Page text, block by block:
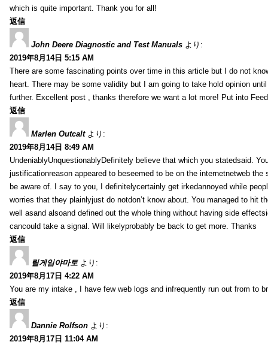
which is quite important. Thank you for all!
返信
John Deere Diagnostic and Test Manuals より:
2019年8月14日 5:15 AM
There are some fascinating points over time in this article but I do not
heart. There may be some validity but I am going to take hold opinion
further. Excellent post , thanks therefore we want a lot more! Put into
返信
Marlen Outcalt より:
2019年8月14日 8:49 AM
UndeniablyUnquestionablyDefinitely believe that which you statedsaid.
justificationreason appeared to beseemed to be on the internetnetweb
be aware of. I say to you, I definitelycertainly get irkedannoyed while
worries that they plainlyjust do notdon’t know about. You managed to hit
well asand alsoand defined out the whole thing without having side
cancould take a signal. Will likelyprobably be back to get more. Thanks
返信
릴게임야마토 より:
2019年8月17日 4:22 AM
You are my intake , I have few web logs and infrequently run out from to
返信
Dannie Rolfson より:
2019年8月17日 11:04 AM